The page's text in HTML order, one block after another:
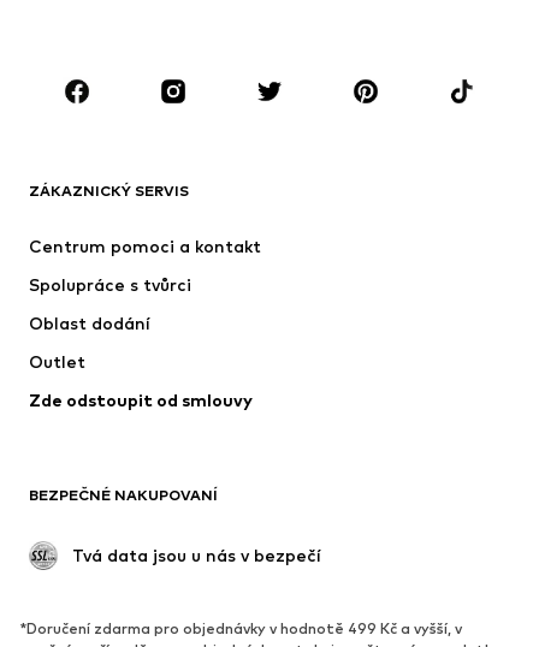
ZNAČKY
ADIDAS ORIGINALS
NIKE
ZÁKAZNICKÝ SERVIS
Centrum pomoci a kontakt
Spolupráce s tvůrci
Oblast dodání
Outlet
Zde odstoupit od smlouvy
BEZPEČNÉ NAKUPOVANÍ
Tvá data jsou u nás v bezpečí
*Doručení zdarma pro objednávky v hodnotě 499 Kč a vyšší, v